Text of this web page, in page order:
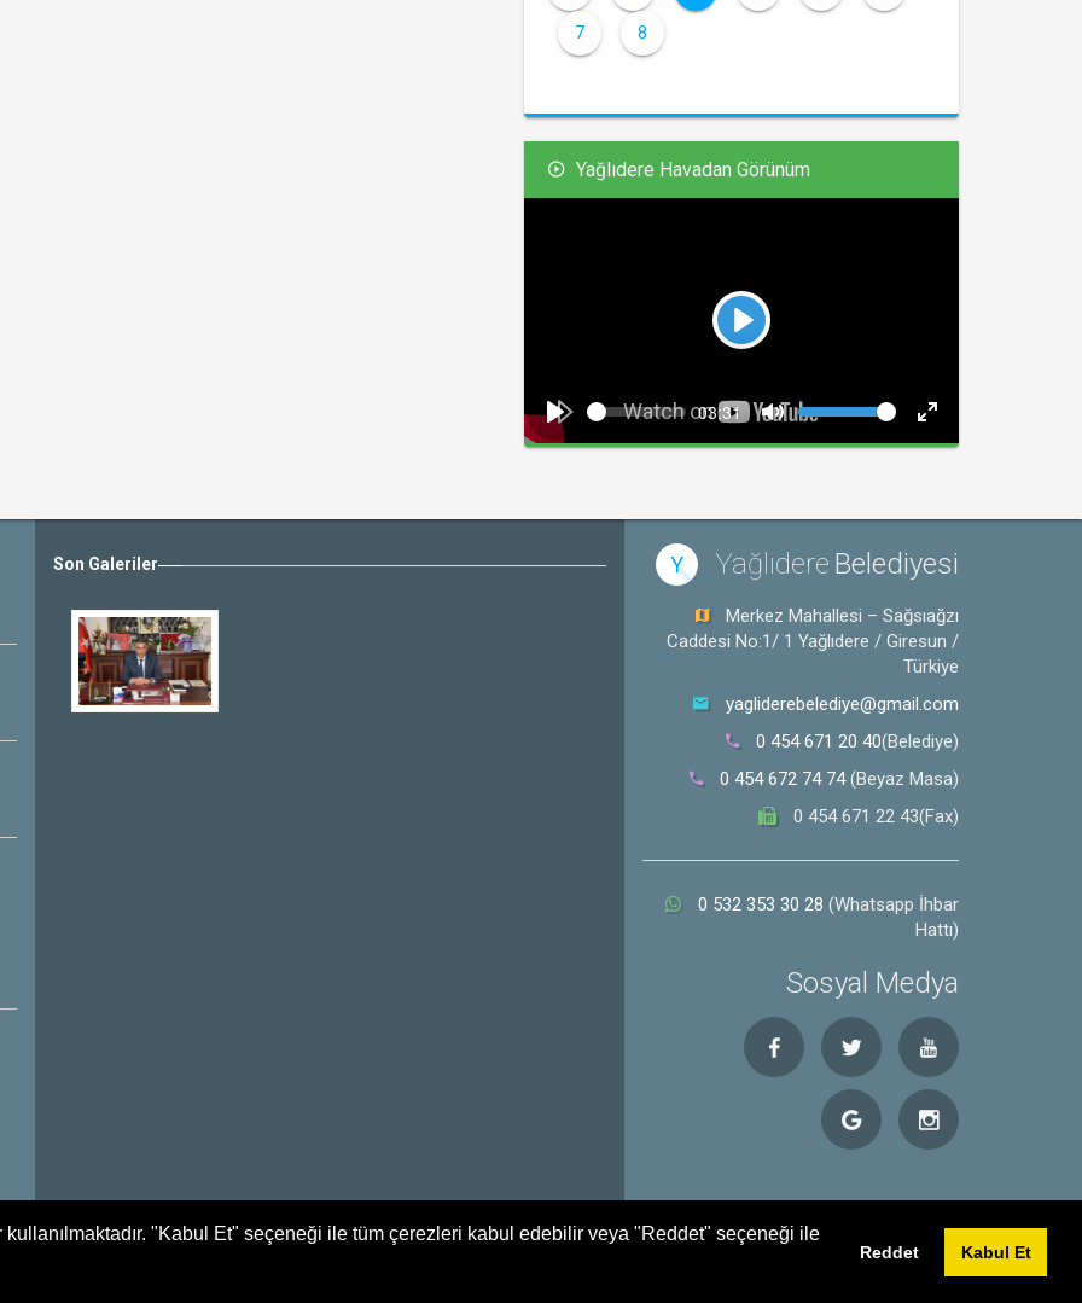
"Kabul Et" seçeneği ile tüm çerezleri kabul edebilir veya "Reddet" seçeneği ile
Reddet Kabul Et
7 8
Yağlıdere Havadan Görünüm
Play
Play
Seek Current
time
03:31
Mute
Volume
Fullscreen
Son Galeriler Y Yağlıdere Belediyesi
Merkez Mahallesi – Sağsıağzı
Caddesi No:1/ 1 Yağlıdere / Giresun /
Türkiye
yagliderebelediye@gmail.com
0 454 671 20 40(Belediye)
0 454 672 74 74(Beyaz Masa)
0 454 671 22 43(Fax)
0 532 353 30 28 (Whatsapp İhbar
Hattı)
Sosyal Medya